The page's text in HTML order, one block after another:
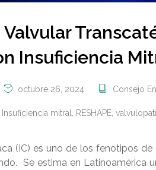
Valvular
Insuficiencia
octubre 26, 2024 Consejo
Insuficiencia mitral RESHAPE
(IC) es uno de los fenotipos
Se estima en Latinoamérica